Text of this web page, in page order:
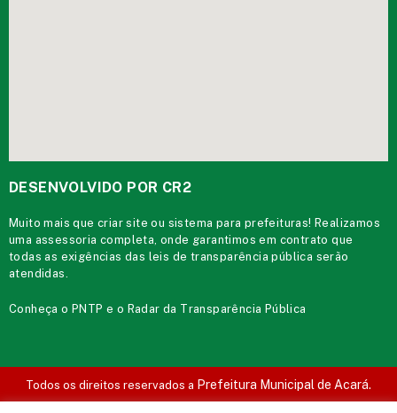
DESENVOLVIDO POR CR2
Muito mais quecriar site ou sistema para prefeituras! Realizamos
uma assessoria completa, onde garantimos em contrato que
todas as exigências das leis de transparência pública serão
atendidas.
Conheça oPNTP e o Radar da Transparência Pública
Todos os direitos reservados a Prefeitura Municipal de Acará.